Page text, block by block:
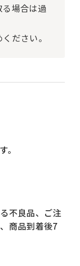
場合は過
ださい。
。
不良品、ご注
商品到着後7